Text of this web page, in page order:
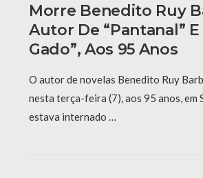
Morre Benedito Ruy
Autor De “Pantanal” E
Gado”, Aos 95 Anos
O autor de novelas Benedito Ruy
nesta terça-feira (7), aos 95 anos, em
estava internado …